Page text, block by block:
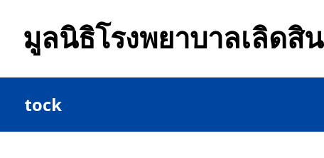
มูลนิธิโรงพยาบาลเลิดสิน
tock